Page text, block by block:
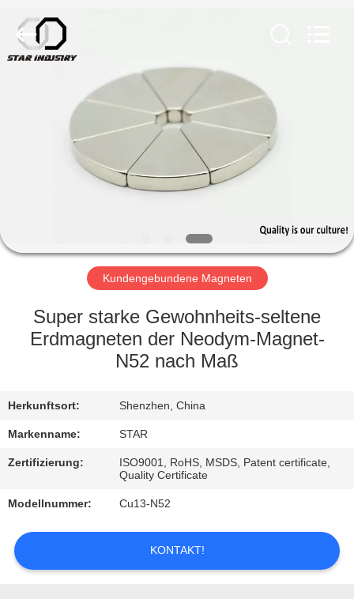
PRODUKTE
FABRIK-
AUSFLUG
QUALITÄTSKONTROLLE
SIE
MIT
UNS
VERBINDUNG
NACHRICHTEN
2020
magnetsassembly.com.
All
Kundengebundene Magneten
Super starke Gewohnheits-seltene
Erdmagneten der Neodym-Magnet-
N52 nach Maß
Herkunftsort: Shenzhen, China
Markenname: STAR
Zertifizierung:
ISO9001, RoHS, MSDS, Patent certificate,
Quality Certificate
Modellnummer: Cu13-N52
KONTAKT!